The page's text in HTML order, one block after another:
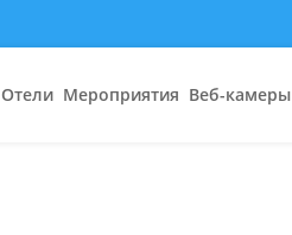
Отели Мероприятия Веб-камеры